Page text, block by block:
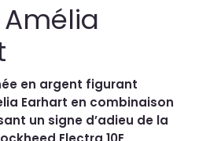
en argent figurant
Earhart en combinaison
un signe d’adieu de la